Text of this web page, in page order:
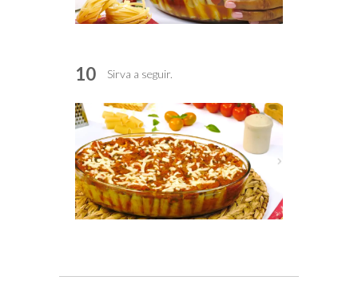
10 Sirva a seguir.